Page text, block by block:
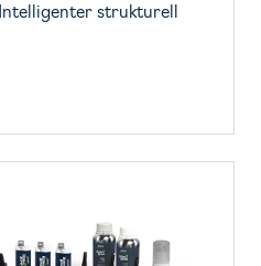
strukturell